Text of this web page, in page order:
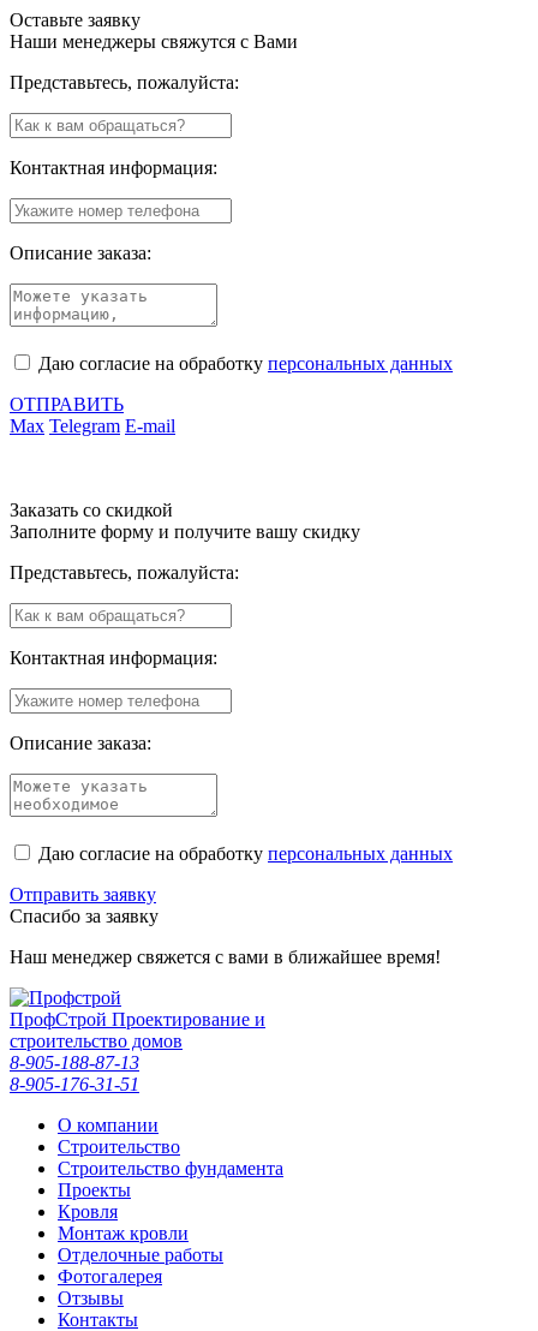
Оставьте заявку
Наши менеджеры свяжутся с Вами
Представьтесь, пожалуйста:
Контактная информация:
Описание заказа:
Даю согласие на обработку персональных данных
ОТПРАВИТЬ
Max Telegram E-mail
Заказать со скидкой
Заполните форму и получите вашу скидку
Представьтесь, пожалуйста:
Контактная информация:
Описание заказа:
Даю согласие на обработку персональных данных
Отправить заявку
Спасибо за заявку
Наш менеджер свяжется с вами в ближайшее время!
ПрофСтрой Проектирование и
строительство домов
8-905-188-87-13
8-905-176-31-51
О компании
Строительство
Строительство фундамента
Проекты
Кровля
Монтаж кровли
Отделочные работы
Фотогалерея
Отзывы
Контакты